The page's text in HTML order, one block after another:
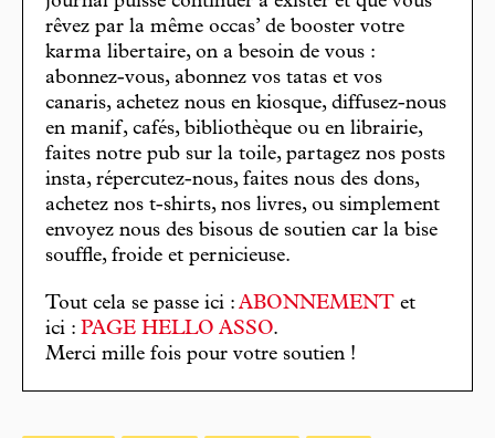
rêvez par la même occas’ de booster votre
karma libertaire, on a besoin de vous :
abonnez-vous, abonnez vos tatas et vos
canaris, achetez nous en kiosque, diffusez-nous
en manif, cafés, bibliothèque ou en librairie,
faites notre pub sur la toile, partagez nos posts
insta, répercutez-nous, faites nous des dons,
achetez nos t-shirts, nos livres, ou simplement
envoyez nous des bisous de soutien car la bise
souffle, froide et pernicieuse.
Tout cela se passe ici : ABONNEMENT et
ici : PAGE HELLO ASSO.
Merci mille fois pour votre soutien !